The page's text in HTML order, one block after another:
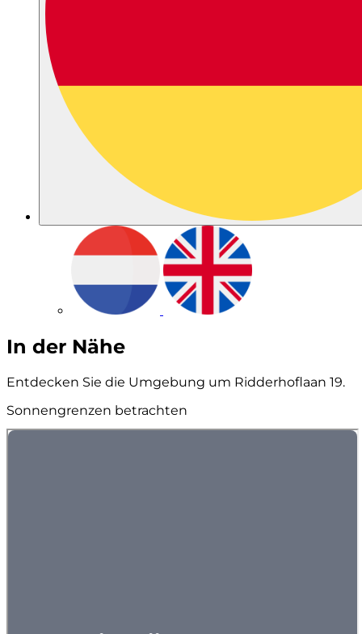
In der Nähe
Entdecken Sie die Umgebung um Ridderhoflaan 19.
Sonnengrenzen betrachten